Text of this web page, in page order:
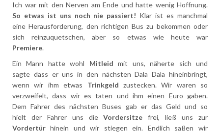
Ich war mit den Nerven am Ende und hatte wenig Hoffnung.
So etwas ist uns noch nie passiert! Klar ist es manchmal
eine Herausforderung, den richtigen Bus zu bekommen oder
sich reinzuquetschen, aber so etwas wie heute war
Premiere.
Ein Mann hatte wohl Mitleid mit uns, näherte sich und
sagte dass er uns in den nächsten Dala Dala hineinbringt,
wenn wir ihm etwas Trinkgeld zustecken. Wir waren so
verzweifelt, dass wir es taten und ihm einen Euro gaben.
Dem Fahrer des nächsten Buses gab er das Geld und so
hielt der Fahrer uns dieVordersitze frei, ließ uns zur
Vordertür hinein und wir stiegen ein. Endlich saßen wir